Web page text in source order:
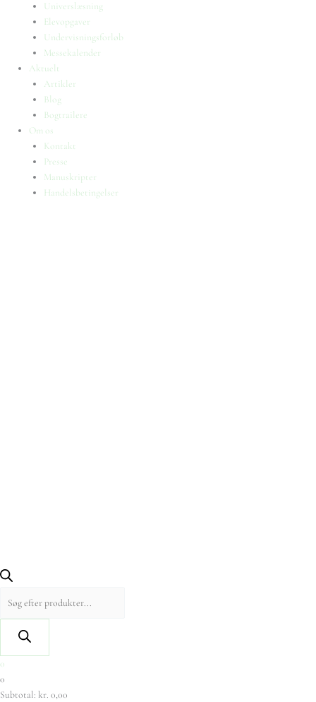
Universlæsning
Elevopgaver
Undervisningsforløb
Messekalender
Aktuelt
Artikler
Blog
Bogtrailere
Om os
Kontakt
Presse
Manuskripter
Handelsbetingelser
0
0
Subtotal: kr. 0,00